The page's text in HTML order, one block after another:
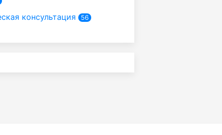
консультация 56